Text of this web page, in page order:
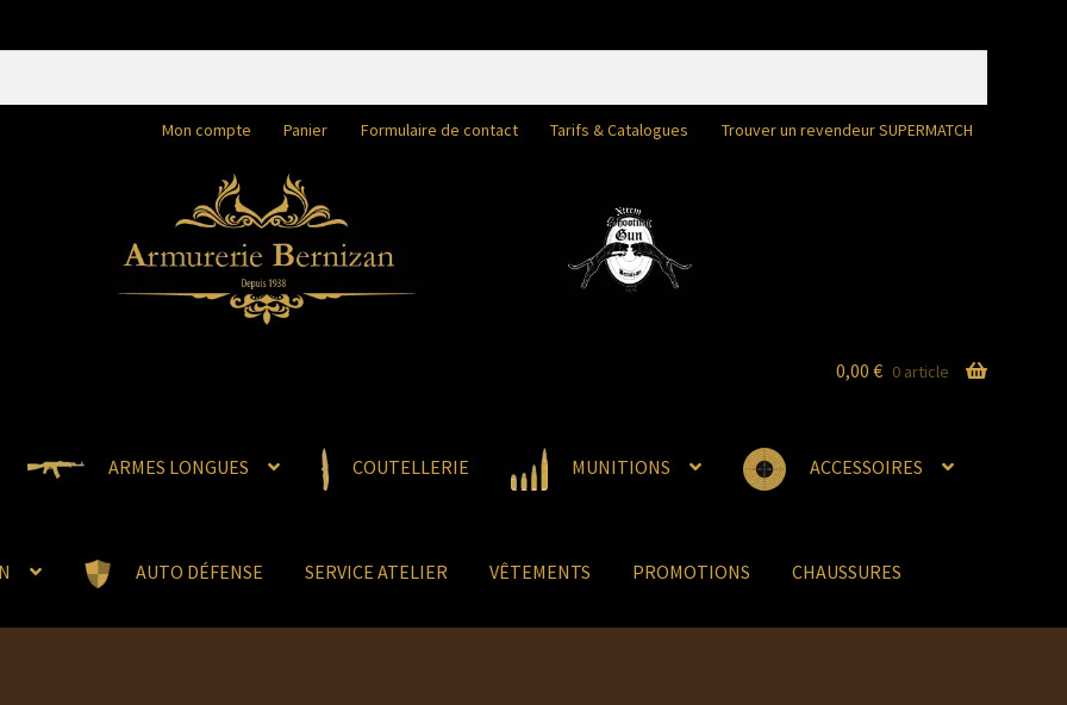
Mon compte Panier Formulaire de contact Tarifs & Catalogues Trouver un revendeur SUPERMATCH
ARMES LONGUES COUTELLERIE MUNITIONS ACCESSOIRES
AUTO DÉFENSE SERVICE ATELIER VÊTEMENTS PROMOTIONS CHAUSSURES
0,00 € 0 article